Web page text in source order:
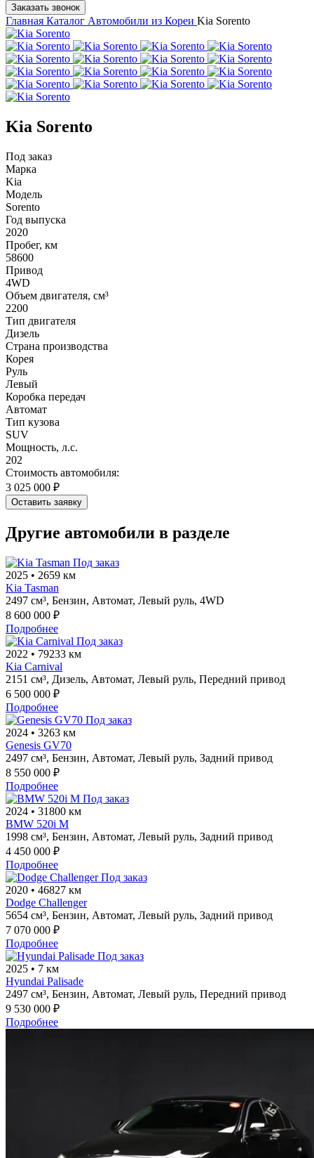
Заказать звонок
Главная Каталог Автомобили из Кореи Kia Sorento
Kia Sorento
Под заказ
Марка
Kia
Модель
Sorento
Год выпуска
2020
Пробег, км
58600
Привод
4WD
Объем двигателя, см³
2200
Тип двигателя
Дизель
Страна производства
Корея
Руль
Левый
Коробка передач
Автомат
Тип кузова
SUV
Мощность, л.с.
202
Стоимость автомобиля:
3 025 000 ₽
Оставить заявку
Другие автомобили в разделе
Под заказ
2025 • 2659 км
Kia Tasman
2497 см³, Бензин, Автомат, Левый руль, 4WD
8 600 000 ₽
Подробнее
Под заказ
2022 • 79233 км
Kia Carnival
2151 см³, Дизель, Автомат, Левый руль, Передний привод
6 500 000 ₽
Подробнее
Под заказ
2024 • 3263 км
Genesis GV70
2497 см³, Бензин, Автомат, Левый руль, Задний привод
8 550 000 ₽
Подробнее
Под заказ
2024 • 31800 км
BMW 520i M
1998 см³, Бензин, Автомат, Левый руль, Задний привод
4 450 000 ₽
Подробнее
Под заказ
2020 • 46827 км
Dodge Challenger
5654 см³, Бензин, Автомат, Левый руль, Задний привод
7 070 000 ₽
Подробнее
Под заказ
2025 • 7 км
Hyundai Palisade
2497 см³, Бензин, Автомат, Левый руль, Передний привод
9 530 000 ₽
Подробнее